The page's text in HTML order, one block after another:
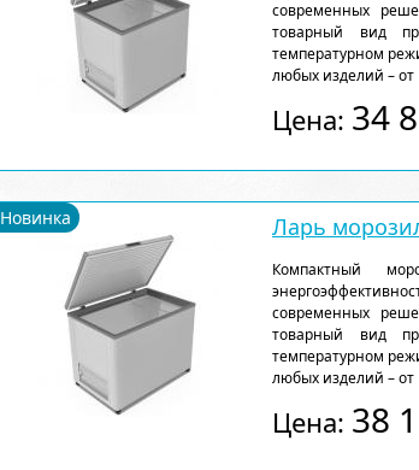
современных
товарный вид
температурном
любых изделий –
Цена: 34
Новинка Ларь
Компактный
современных
товарный вид
температурном
любых изделий –
Цена: 38